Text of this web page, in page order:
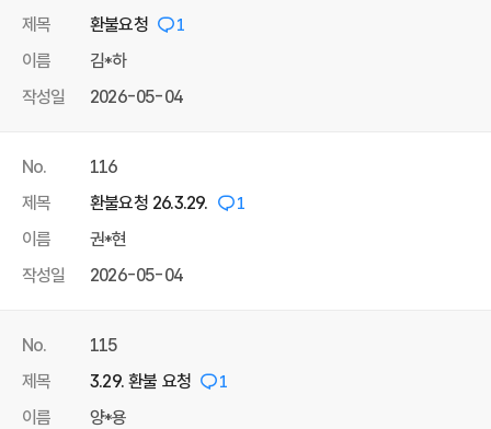
제목
환불요청 1
이름
김*하
작성일
2026-05-04
No.
116
제목
환불요청 26.3.29. 1
이름
권*현
작성일
2026-05-04
No.
115
제목
3.29. 환불 요청 1
이름
양*용